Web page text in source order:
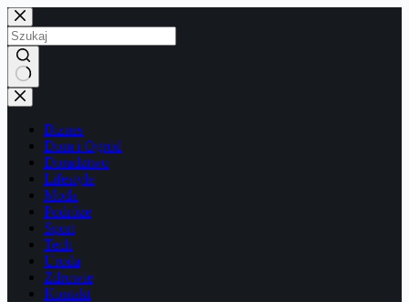
Przejdź
do
treści
Brak
wyników
Biznes
Dom i Ogród
Doradztwo
Lifestyle
Moda
Podróże
Sport
Tech
Uroda
Zdrowie
Kontakt